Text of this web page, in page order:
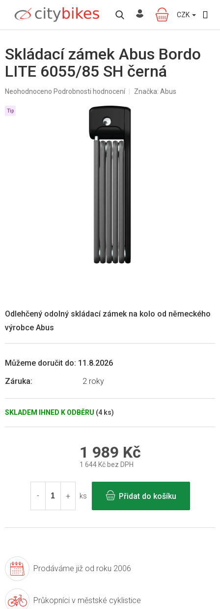
obsah
NÁKUPNÍ
KOŠÍK
CZK
Skládací zámek Abus Bordo
LITE 6055/85 SH černá
Průměrné
produktu
Neohodnoceno Podrobnosti hodnocení Značka: Abus
Tip
SKLADEM IHNED K ODBĚRU (4 ks)
Můžeme doručit do: 11.8.2026
Záruka: 2 roky
Odlehčený odolný skládací zámek na kolo od německého
výrobce Abus
1 989 Kč
1 644 Kč bez DPH
cena:
ks
Přidat do košíku
Prodáváme již od roku 2006
Průkopníci v městské cyklistice